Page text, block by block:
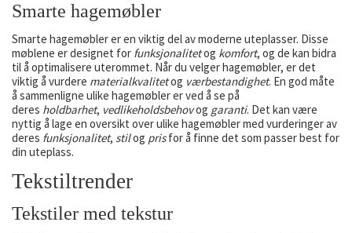
Smarte hagemøbler
Smarte hagemøbler er en viktig del av moderne uteplasser. Disse
møblene er designet for funksjonalitetog komfort, og de kan bidra
til å optimalisere uterommet. Når du velger hagemøbler, er det
viktig å vurdere materialkvalitetog værbestandighet. En god måte
å sammenligne ulike hagemøbler er ved å se på
deres holdbarhet, vedlikeholdsbehovog garanti. Det kan være
nyttig å lage en oversikt over ulike hagemøbler med vurderinger av
deres funksjonalitet, stilog prisfor å finne det som passer best for
din uteplass.
Tekstiltrender
Tekstiler med tekstur